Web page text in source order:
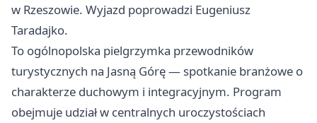
w Rzeszowie. Wyjazd poprowadzi Eugeniusz
Taradajko.
To ogólnopolska pielgrzymka przewodników
turystycznych na Jasną Górę — spotkanie branżowe o
charakterze duchowym i integracyjnym. Program
obejmuje udział w centralnych uroczystościach